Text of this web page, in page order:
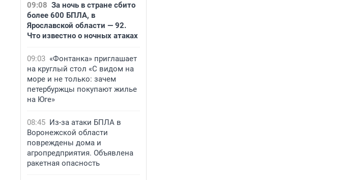
09:08 За ночь в стране сбито
более 600 БПЛА, в
Ярославской области — 92.
Что известно о ночных атаках
09:03 «Фонтанка» приглашает
на круглый стол «С видом на
море и не только: зачем
петербуржцы покупают жилье
на Юге»
08:45 Из-за атаки БПЛА в
Воронежской области
повреждены дома и
агропредприятия. Объявлена
ракетная опасность